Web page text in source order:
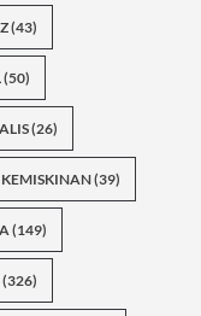
(43)
(50)
(26)
KEMISKINAN(39)
(149)
(326)